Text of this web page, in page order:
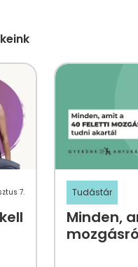
7. Tudástár
Minden,